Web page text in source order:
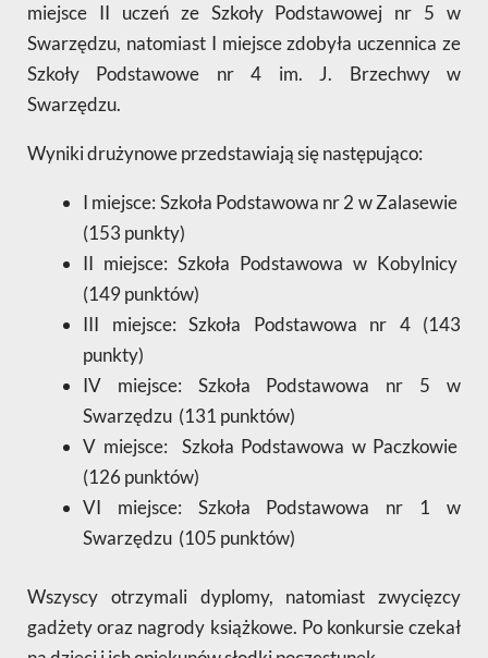
miejsce II uczeń ze Szkoły Podstawowej nr 5 w
Swarzędzu, natomiast I miejsce zdobyła uczennica ze
Szkoły Podstawowe nr 4 im. J. Brzechwy w
Swarzędzu.
Wyniki drużynowe przedstawiają się następująco:
I miejsce: Szkoła Podstawowa nr 2 w Zalasewie
(153 punkty)
II miejsce: Szkoła Podstawowa w Kobylnicy
(149 punktów)
III miejsce: Szkoła Podstawowa nr 4 (143
punkty)
IV miejsce: Szkoła Podstawowa nr 5 w
Swarzędzu (131 punktów)
V miejsce: Szkoła Podstawowa w Paczkowie
(126 punktów)
VI miejsce: Szkoła Podstawowa nr 1 w
Swarzędzu (105 punktów)
Wszyscy otrzymali dyplomy, natomiast zwycięzcy
gadżety oraz nagrody książkowe. Po konkursie czekał